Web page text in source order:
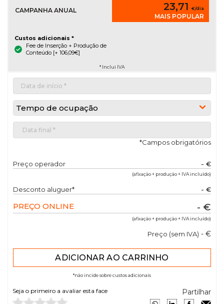
CAMPANHA ANUAL 23,71 €/dia
MAIS POPULAR
Custos adicionais *
Fee de Inserção + Produção de
Conteúdo [+ 106,09€]
* Inclui IVA
Tempo de ocupação
*Campos obrigatórios
Preço operador - €
(afixação + produção + IVA incluído)
Desconto aluguer* - €
PREÇO ONLINE - €
(afixação + produção + IVA incluído)
Preço (sem IVA) - €
*não incide sobre custos adicionais
Seja o primeiro a avaliar esta face Partilhar